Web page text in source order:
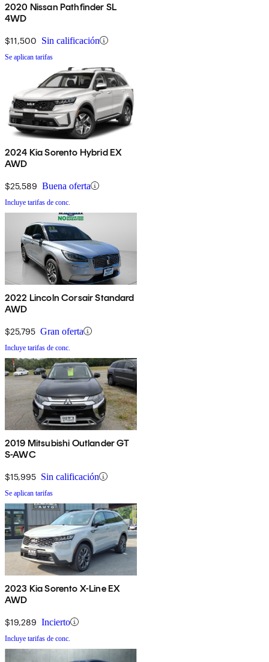
2020 Nissan Pathfinder SL
4WD
$11,500 Sin calificación
Se aplican tarifas
2024 Kia Sorento Hybrid EX
AWD
$25,589 Buena oferta
Incluye tarifas de conc.
2022 Lincoln Corsair Standard
AWD
$25,795 Gran oferta
Incluye tarifas de conc.
2019 Mitsubishi Outlander GT
S-AWC
$15,995 Sin calificación
Se aplican tarifas
2023 Kia Sorento X-Line EX
AWD
$19,289 Incierto
Incluye tarifas de conc.